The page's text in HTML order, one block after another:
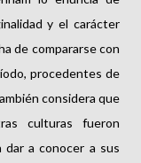
y el carácter
de compararse con
procedentes de
considera que
culturas fueron
a conocer a sus